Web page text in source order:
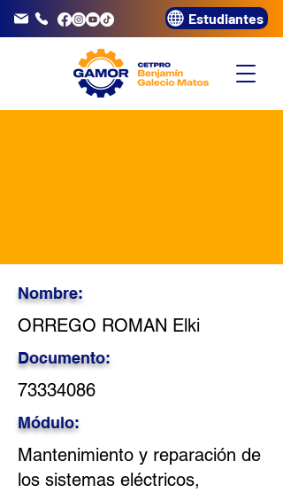
3320072 Estudiantes
Nombre:
ORREGO ROMAN Elki
Documento:
73334086
Módulo:
Mantenimiento y reparación de
los sistemas eléctricos,